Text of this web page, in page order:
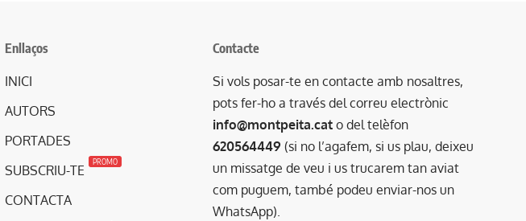
Enllaços
INICI
AUTORS
PORTADES
SUBSCRIU-TE
PROMO
CONTACTA
Contacte
Si vols posar-te en contacte amb nosaltres,
pots fer-ho a través del correu electrònic
info@montpeita.cat o del telèfon
620564449 (si no l’agafem, si us plau, deixeu
un missatge de veu i us trucarem tan aviat
com puguem, també podeu enviar-nos un
WhatsApp).